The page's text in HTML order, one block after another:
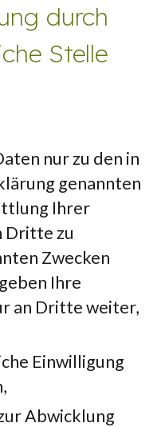
durch
Stelle
nur zu den in
genannten
Ihrer
Dritte zu
Zwecken
Ihre
an Dritte weiter,
Einwilligung
Abwicklung